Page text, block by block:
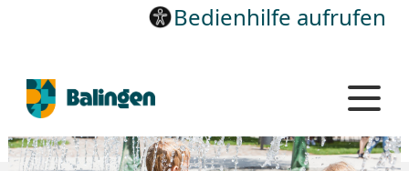
Bedienhilfe aufrufen